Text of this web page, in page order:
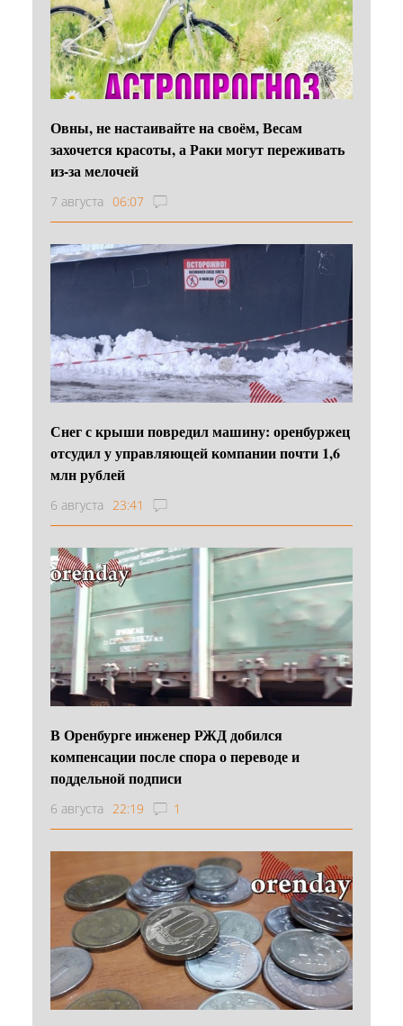
Овны, не настаивайте на своём, Весам
захочется красоты, а Раки могут переживать
из-за мелочей
7 августа 06:07
Снег с крыши повредил машину: оренбуржец
отсудил у управляющей компании почти 1,6
млн рублей
6 августа 23:41
В Оренбурге инженер РЖД добился
компенсации после спора о переводе и
поддельной подписи
6 августа 22:19 1